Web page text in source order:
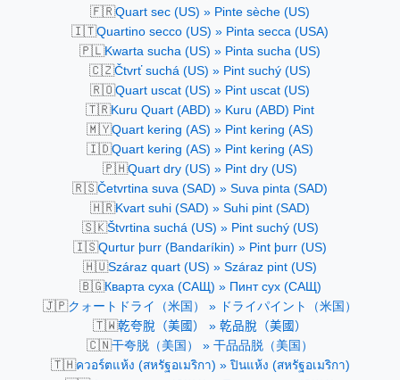
🇫🇷Quart sec (US) » Pinte sèche (US)
🇮🇹Quartino secco (US) » Pinta secca (USA)
🇵🇱Kwarta sucha (US) » Pinta sucha (US)
🇨🇿Čtvrť suchá (US) » Pint suchý (US)
🇷🇴Quart uscat (US) » Pint uscat (US)
🇹🇷Kuru Quart (ABD) » Kuru (ABD) Pint
🇲🇾Quart kering (AS) » Pint kering (AS)
🇮🇩Quart kering (AS) » Pint kering (AS)
🇵🇭Quart dry (US) » Pint dry (US)
🇷🇸Četvrtina suva (SAD) » Suva pinta (SAD)
🇭🇷Kvart suhi (SAD) » Suhi pint (SAD)
🇸🇰Štvrtina suchá (US) » Pint suchý (US)
🇮🇸Qurtur þurr (Bandaríkin) » Pint þurr (US)
🇭🇺Száraz quart (US) » Száraz pint (US)
🇧🇬Кварта суха (САЩ) » Пинт сух (САЩ)
🇯🇵クォートドライ（米国） » ドライパイント（米国）
🇹🇼乾夸脫（美國） » 乾品脫（美國）
🇨🇳干夸脱（美国） » 干品品脱（美国）
🇹🇭ควอร์ตแห้ง (สหรัฐอเมริกา) » ปินแห้ง (สหรัฐอเมริกา)